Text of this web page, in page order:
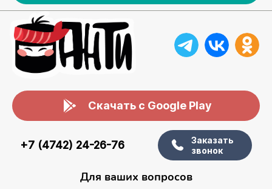
Скачать с Google Play
+7 (4742) 24-26-76
Заказать
звонок
Для ваших вопросов